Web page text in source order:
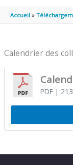
Accueil
Calendrier des
PDF|